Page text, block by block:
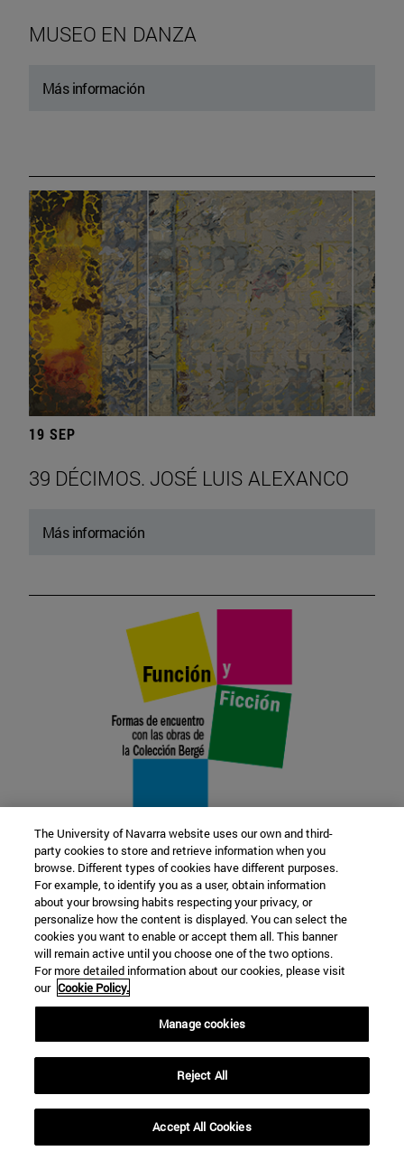
MUSEO EN DANZA
Más información
19 SEP
39 DÉCIMOS. JOSÉ LUIS ALEXANCO
Más información
22 SEP
FUNCIÓN Y FICCIÓN. Varios artistas
Más información
The University of Navarra website uses our own and third-
party cookies to store and retrieve information when you
browse. Different types of cookies have different purposes.
For example, to identify you as a user, obtain information
about your browsing habits respecting your privacy, or
personalize how the content is displayed. You can select the
cookies you want to enable or accept them all. This banner
will remain active until you choose one of the two options.
For more detailed information about our cookies, please visit
our Cookie Policy.
Manage cookies
Reject All
Accept All Cookies